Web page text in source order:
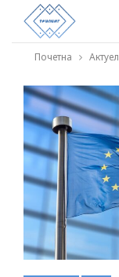
Почетна